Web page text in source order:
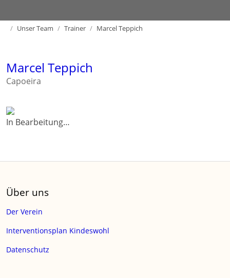
HomeUnser Team Trainer Marcel Teppich
Marcel Teppich
Capoeira
In Bearbeitung…
Über uns
Der Verein
Interventionsplan Kindeswohl
Datenschutz